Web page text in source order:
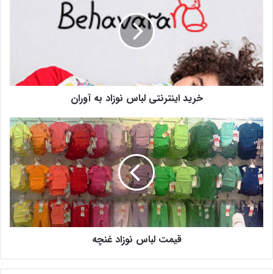
خرید اینترنتی لباس نوزاد به آوران
قیمت لباس نوزاد غنچه